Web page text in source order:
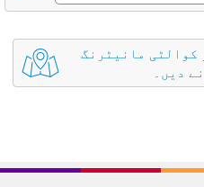
کوالٹی مانیٹرنگ
دیں۔